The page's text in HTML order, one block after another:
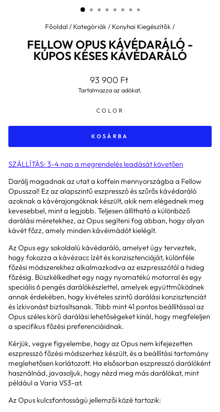
Főoldal / Kategóriák / Konyhai Kiegészítők /
FELLOW OPUS KÁVÉDARÁLÓ -
KÚPOS KÉSES KÁVÉDARÁLÓ
Általános
ár
93 900 Ft
Tartalmazza az adókat.
COLOR
KOSÁRBA
SZÁLLÍTÁS: 3-4 nap a megrendelés leadását követően
Darálj magadnak az utat a koffein mennyországba a Fellow
Opusszal! Ez az alapszintű eszpresszó és szűrős kávédaráló
azoknak a kávérajongóknak készült, akik nem elégednek meg
kevesebbel, mint a legjobb. Teljesen állítható a különböző
darálási méretekhez, az Opus segíteni fog abban, hogy olyan
kávét főzz, amely minden kávéimádót kielégít.
Az Opus egy sokoldalú kávédaráló, amelyet úgy terveztek,
hogy fokozza a kávézacc ízét és konzisztenciáját, különféle
főzési módszerekhez alkalmazkodva az eszpresszótól a hideg
főzésig. Büszkélkedhet egy nagy nyomatékú motorral és egy
speciális 6 pengés darálókészlettel, amelyek együttműködnek
annak érdekében, hogy kivételes szintű darálási konzisztenciát
és ízkivonást biztosítsanak. Több mint 41 pontos beállítással az
Opus széles körű darálási lehetőségeket kínál, hogy megfeleljen
a specifikus főzési preferenciáidnak.
Kérjük, vegye figyelembe, hogy az Opus nem kifejezetten
eszpresszó főzési módszerhez készült, és a beállítási tartomány
meglehetősen korlátozott. Ha elsősorban eszpresszó darálóként
használnád, javasoljuk, hogy nézd meg más darálókat, mint
például a Varia VS3-at.
Az Opus kulcsfontosságú jellemzői közé tartozik: